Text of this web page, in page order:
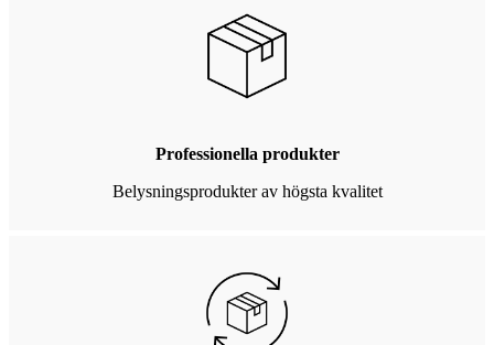
Professionella produkter
Belysningsprodukter av högsta kvalitet